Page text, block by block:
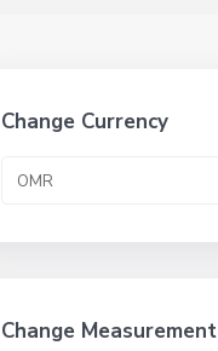
Change Currency
OMR
Change Measurement